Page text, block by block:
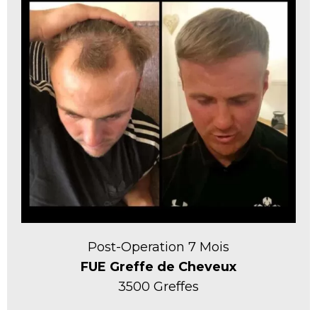
Post-Operation 7 Mois
FUE Greffe de Cheveux
3500 Greffes